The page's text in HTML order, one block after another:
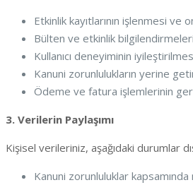
Etkinlik kayıtlarının işlenmesi ve
Bülten ve etkinlik
Kullanıcı deneyiminin
Kanuni zorunlulukların yerine
Ödeme ve fatura işlemlerinin
3. Verilerin Paylaşımı
Kişisel verileriniz, aşağıdaki durumlar
Kanuni zorunluluklar